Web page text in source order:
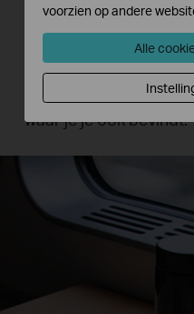
De vloeiende ronde
compacte design
lichtgewichte M7450
vakantie, zakelijke
waar je je ook bevindt.
voorzien op andere
Alle